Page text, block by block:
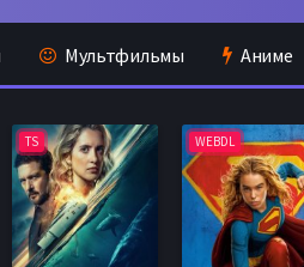
Мультфильмы Аниме
TS WEBDL